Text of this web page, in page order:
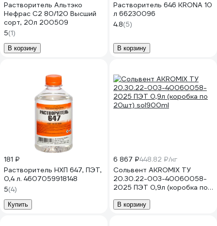
Растворитель Альтэко
Нефрас С2 80/120 Высший
сорт, 20л 200509
5(1)
В корзину
Растворитель 646 KRONA 10
л 66230096
4.8(5)
В корзину
181 ₽
Растворитель НХП 647, ПЭТ,
0,4 л. 4607059918148
5(4)
Купить
6 867 ₽448.82 ₽/кг
Сольвент AKROMIX ТУ
20.30.22-003-40060058-
2025 ПЭТ 0,9л (коробка по
В корзину